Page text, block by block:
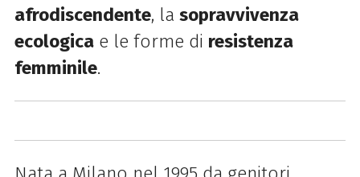
afrodiscendente, la sopravvivenza
ecologicae le forme di resistenza
femminile.